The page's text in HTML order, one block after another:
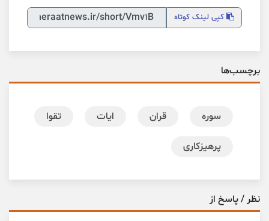
کپی لینک کوتاه
برچسب‌ها
سوره قران ایات تقوا
پرهیزکاری
نظر / پاسخ از